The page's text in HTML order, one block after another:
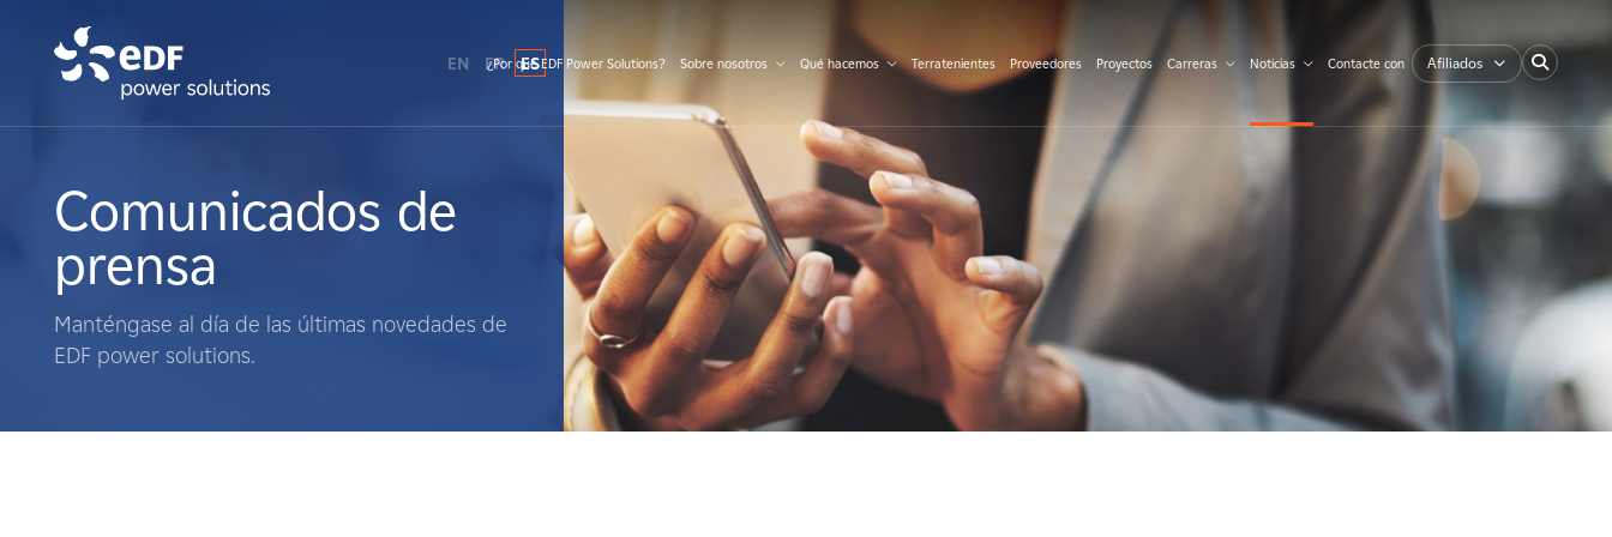
Qué hacemos
Terratenientes
EN FR ES
¿Por qué EDF Power Solutions? Sobre nosotros Qué hacemos Terratenientes Proveedores Proyectos Carreras Noticias Contacte con Afiliados
Comunicados de
prensa
Manténgase al día de las últimas novedades de
EDF power solutions.